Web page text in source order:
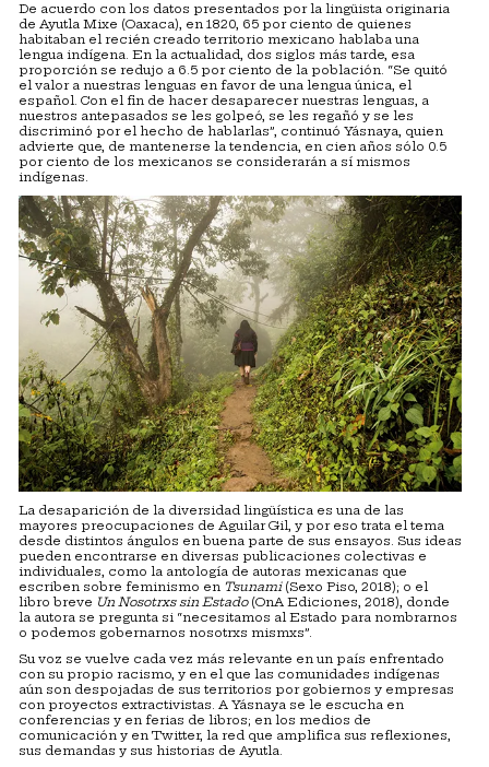
De acuerdo con los datos presentados por la lingüista originaria
de Ayutla Mixe (Oaxaca), en 1820, 65 por ciento de quienes
habitaban el recién creado territorio mexicano hablaba una
lengua indígena. En la actualidad, dos siglos más tarde, esa
proporción se redujo a 6.5 por ciento de la población. “Se quitó
el valor a nuestras lenguas en favor de una lengua única, el
español. Con el fin de hacer desaparecer nuestras lenguas, a
nuestros antepasados se les golpeó, se les regañó y se les
discriminó por el hecho de hablarlas”, continuó Yásnaya, quien
advierte que, de mantenerse la tendencia, en cien años sólo 0.5
por ciento de los mexicanos se considerarán a sí mismos
indígenas.
La desaparición de la diversidad lingüística es una de las
mayores preocupaciones de Aguilar Gil, y por eso trata el tema
desde distintos ángulos en buena parte de sus ensayos. Sus ideas
pueden encontrarse en diversas publicaciones colectivas e
individuales, como la antología de autoras mexicanas que
escriben sobre feminismo en Tsunami(Sexo Piso, 2018); o el
libro breve Un Nosotrxs sin Estado (OnA Ediciones, 2018), donde
la autora se pregunta si “necesitamos al Estado para nombrarnos
o podemos gobernarnos nosotrxs mismxs”.
Su voz se vuelve cada vez más relevante en un país enfrentado
con su propio racismo, y en el que las comunidades indígenas
aún son despojadas de sus territorios por gobiernos y empresas
con proyectos extractivistas. A Yásnaya se le escucha en
conferencias y en ferias de libros; en los medios de
comunicación y en Twitter, la red que amplifica sus reflexiones,
sus demandas y sus historias de Ayutla.